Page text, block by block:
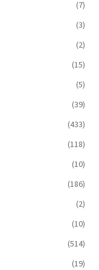
(7)
(3)
(2)
(15)
(5)
(39)
(433)
(118)
(10)
(186)
(2)
(10)
(514)
(19)